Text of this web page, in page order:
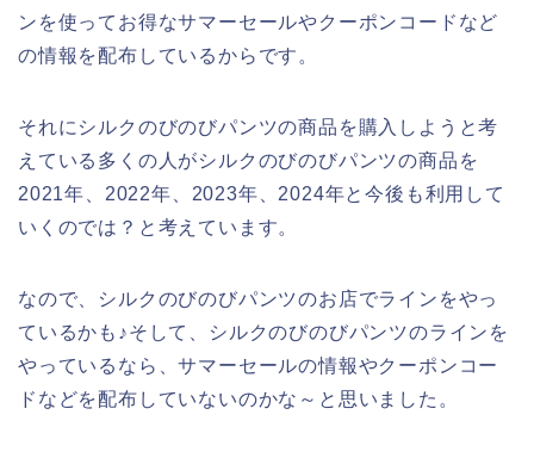
ンを使ってお得なサマーセールやクーポンコードなど
の情報を配布しているからです。
それにシルクのびのびパンツの商品を購入しようと考
えている多くの人がシルクのびのびパンツの商品を
2021年、2022年、2023年、2024年と今後も利用して
いくのでは？と考えています。
なので、シルクのびのびパンツのお店でラインをやっ
ているかも♪そして、シルクのびのびパンツのラインを
やっているなら、サマーセールの情報やクーポンコー
ドなどを配布していないのかな～と思いました。